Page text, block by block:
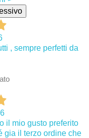
, sempre perfetti da
il mio gusto preferito
gia il terzo ordine che